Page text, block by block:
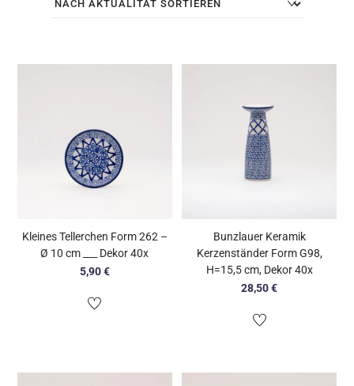
Kleines Tellerchen Form 262 –
Ø 10 cm ___ Dekor 40x
5,90€
Bunzlauer Keramik
Kerzenständer Form G98,
H=15,5 cm, Dekor 40x
28,50€